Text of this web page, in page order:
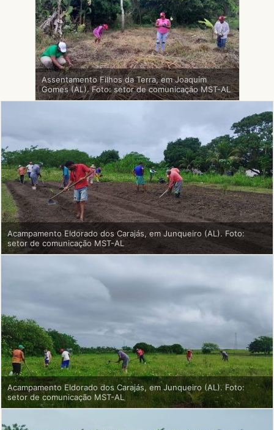
Assentamento Filhos da Terra, em Joaquim
Gomes (AL). Foto: setor de comunicação MST-AL
Acampamento Eldorado dos Carajás, em Junqueiro (AL). Foto:
setor de comunicação MST-AL
Acampamento Eldorado dos Carajás, em Junqueiro (AL). Foto:
setor de comunicação MST-AL